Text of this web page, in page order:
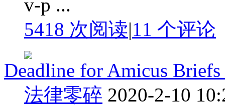
v-p ...
5418 次阅读|11 个评论
Deadline for Amicus
法律零碎 2020-2-10